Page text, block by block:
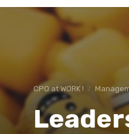
CPO at WORK !